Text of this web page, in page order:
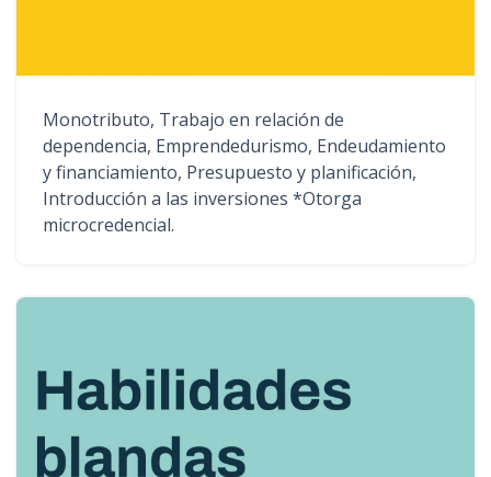
Monotributo, Trabajo en relación de
dependencia, Emprendedurismo, Endeudamiento
y financiamiento, Presupuesto y planificación,
Introducción a las inversiones *Otorga
microcredencial.